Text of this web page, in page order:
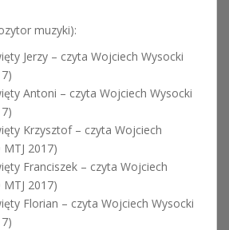
muzyki):
Jerzy – czyta Wojciech Wysocki
Antoni – czyta Wojciech Wysocki
Krzysztof – czyta Wojciech
2017)
Franciszek – czyta Wojciech
2017)
Florian – czyta Wojciech Wysocki